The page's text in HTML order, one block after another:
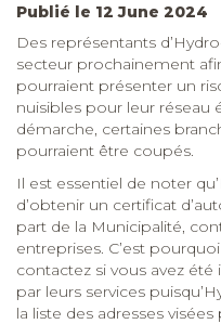
Publié le 12 June 2024
Des représentants
secteur prochainement
pourraient présenter un
nuisibles pour leur réseau
démarche, certaines
pourraient être coupés.
Il est essentiel de noter
d’obtenir un certificat
part de la Municipalité,
entreprises. C’est
contactez si vous avez été
par leurs services
la liste des adresses